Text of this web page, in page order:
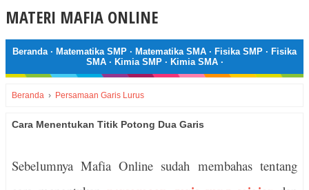
MATERI MAFIA ONLINE
Beranda· Matematika SMP · Matematika SMA · Fisika SMP · Fisika
SMA· Kimia SMP· Kimia SMA·
Beranda › Persamaan Garis Lurus
Cara Menentukan Titik Potong Dua Garis
Sebelumnya Mafia Online sudah membahas tentang